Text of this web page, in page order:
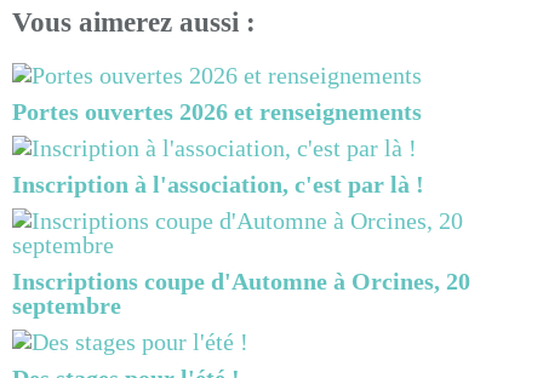
Vous aimerez aussi :
Portes ouvertes 2026 et renseignements
Inscription à l'association, c'est par là !
Inscriptions coupe d'Automne à Orcines, 20
septembre